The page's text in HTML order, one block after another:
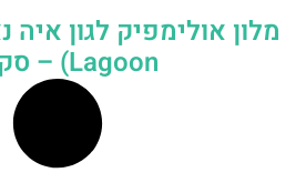
Lagoon) – סקירה